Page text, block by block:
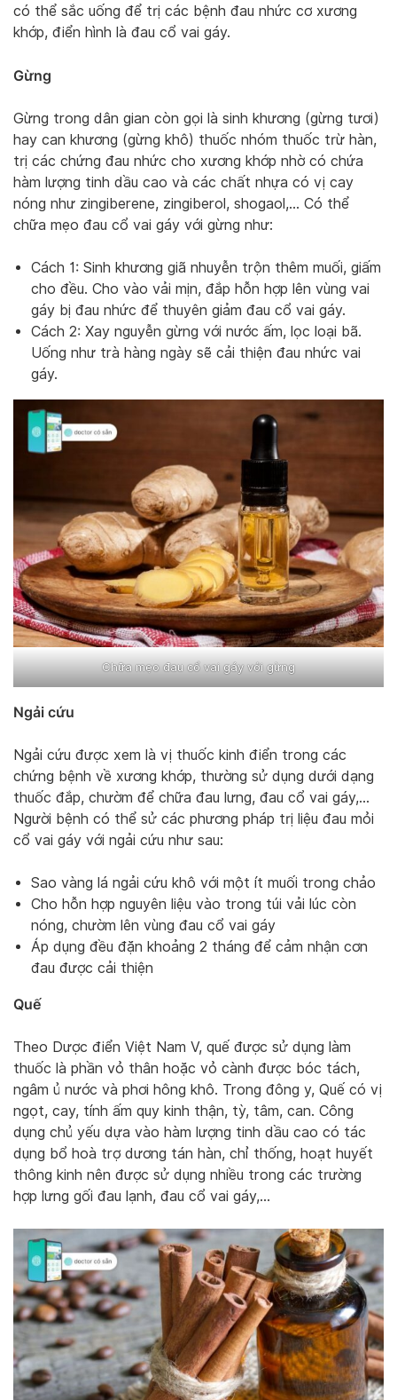
có thể sắc uống để trị các bệnh đau nhức cơ xương
khớp, điển hình là đau cổ vai gáy.
Gừng
Gừng trong dân gian còn gọi là sinh khương (gừng tươi)
hay can khương (gừng khô) thuốc nhóm thuốc trừ hàn,
trị các chứng đau nhức cho xương khớp nhờ có chứa
hàm lượng tinh dầu cao và các chất nhựa có vị cay
nóng như zingiberene, zingiberol, shogaol,… Có thể
chữa mẹo đau cổ vai gáy với gừng như:
Cách 1: Sinh khương giã nhuyễn trộn thêm muối, giấm
cho đều. Cho vào vải mịn, đắp hỗn hợp lên vùng vai
gáy bị đau nhức để thuyên giảm đau cổ vai gáy.
Cách 2: Xay nguyễn gừng với nước ấm, lọc loại bã.
Uống như trà hàng ngày sẽ cải thiện đau nhức vai
gáy.
Chữa mẹo đau cổ vai gáy với gừng
Ngải cứu
Ngải cứu được xem là vị thuốc kinh điển trong các
chứng bệnh về xương khớp, thường sử dụng dưới dạng
thuốc đắp, chườm để chữa đau lưng, đau cổ vai gáy,…
Người bệnh có thể sử các phương pháp trị liệu đau mỏi
cổ vai gáy với ngải cứu như sau:
Sao vàng lá ngải cứu khô với một ít muối trong chảo
Cho hỗn hợp nguyên liệu vào trong túi vải lúc còn
nóng, chườm lên vùng đau cổ vai gáy
Áp dụng đều đặn khoảng 2 tháng để cảm nhận cơn
đau được cải thiện
Quế
Theo Dược điển Việt Nam V, quế được sử dụng làm
thuốc là phần vỏ thân hoặc vỏ cành được bóc tách,
ngâm ủ nước và phơi hông khô. Trong đông y, Quế có vị
ngọt, cay, tính ấm quy kinh thận, tỳ, tâm, can. Công
dụng chủ yếu dựa vào hàm lượng tinh dầu cao có tác
dụng bổ hoà trợ dương tán hàn, chỉ thống, hoạt huyết
thông kinh nên được sử dụng nhiều trong các trường
hợp lưng gối đau lạnh, đau cổ vai gáy,…